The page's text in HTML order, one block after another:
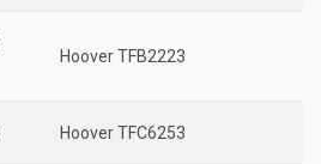
Hoover TFB2223
Hoover TFC6253